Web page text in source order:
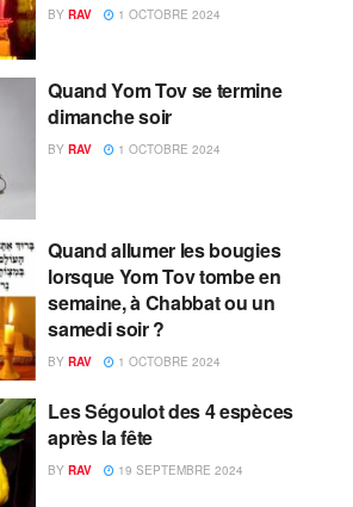
BY RAV 1 OCTOBRE 2024
Quand Yom Tov se termine
dimanche soir
BY RAV 1 OCTOBRE 2024
Quand allumer les bougies
lorsque Yom Tov tombe en
semaine, à Chabbat ou un
samedi soir ?
BY RAV 1 OCTOBRE 2024
Les Ségoulot des 4 espèces
après la fête
BY RAV 19 SEPTEMBRE 2024